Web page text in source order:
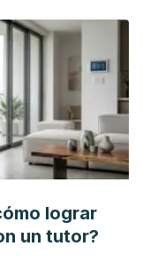
&
When the people in
manipulate you.
of emotional
Kong. DOI:
lograr
un tutor?